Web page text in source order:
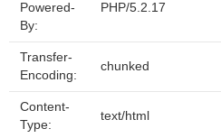
Powered-
By:
PHP/5.2.17
Transfer-
Encoding:
chunked
Content-
Type:
text/html